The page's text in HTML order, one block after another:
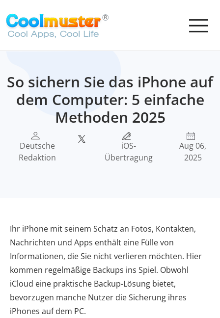
So sichern Sie das iPhone auf
dem Computer: 5 einfache
Methoden 2025
Deutsche
Redaktion
iOS-
Übertragung
Aug 06,
2025
Ihr iPhone mit seinem Schatz an Fotos, Kontakten,
Nachrichten und Apps enthält eine Fülle von
Informationen, die Sie nicht verlieren möchten. Hier
kommen regelmäßige Backups ins Spiel. Obwohl
iCloud eine praktische Backup-Lösung bietet,
bevorzugen manche Nutzer die Sicherung ihres
iPhones auf dem PC.